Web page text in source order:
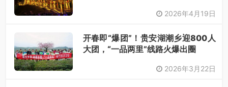
2026年4月19日
开春即“爆团”！贵安湖潮乡迎800人
大团，“一品两里”线路火爆出圈
2026年3月22日